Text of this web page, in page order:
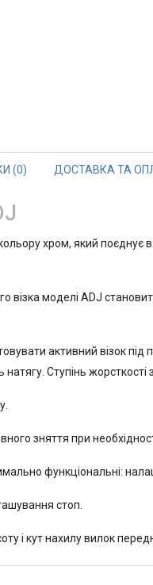
(0) ДОСТАВКА ТА
хром, який поєднує
візка моделі ADJ
активний візок
Ступінь
зняття при
функціональні:
стоп.
і кут нахилу вилок